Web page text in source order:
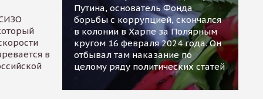
в
Путина, основатель Фонда
борьбы с коррупцией, скончался
в колонии в Харпе за Полярным
кругом 16 февраля 2024 года. Он
отбывал там наказание по
целому ряду политических статей